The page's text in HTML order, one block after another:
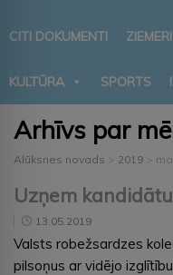
CITI DOKUMENTI ZIEMERI
KULTŪRA SPORTS
Arhīvs par
Alūksnes novads > 2019 >
Uzņem
13.05.2019
Valsts robežsardzes
pilsoņus ar vidējo